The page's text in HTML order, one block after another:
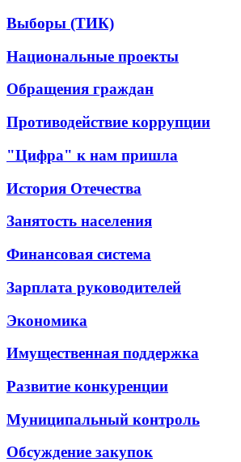
Выборы (ТИК)
Национальные проекты
Обращения граждан
Противодействие коррупции
"Цифра" к нам пришла
История Отечества
Занятость населения
Финансовая система
Зарплата руководителей
Экономика
Имущественная поддержка
Развитие конкуренции
Муниципальный контроль
Обсуждение закупок